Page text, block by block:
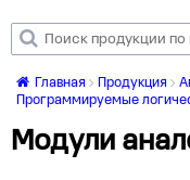
Главная Продукция
Программируемые
Модули